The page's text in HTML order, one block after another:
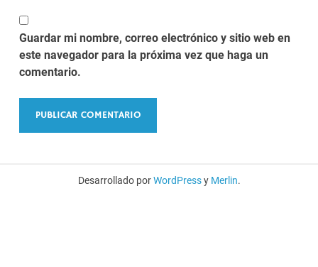
Guardar mi nombre, correo electrónico y sitio web en
este navegador para la próxima vez que haga un
comentario.
Desarrollado porWordPressy Merlin.